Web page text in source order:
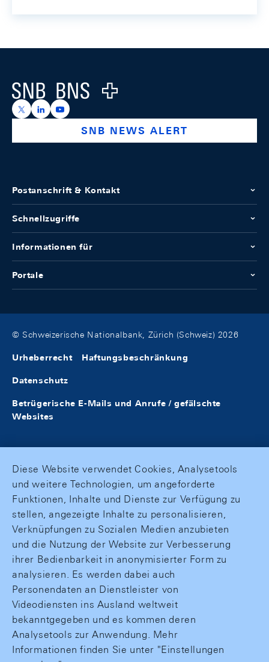
Logo
https://x.com/snb_bns
https://ch.linkedin.com/company/swiss-national-
https://www.youtube.com/@swissnationalbank
SNB NEWS ALERT
Postanschrift & Kontakt
Schnellzugriffe
Informationen für
Portale
© Schweizerische Nationalbank, Zürich (Schweiz) 2026
Urheberrecht Haftungsbeschränkung
Datenschutz
Betrügerische E-Mails und Anrufe / gefälschte
Websites
Diese Website verwendet Cookies, Analysetools
und weitere Technologien, um angeforderte
Funktionen, Inhalte und Dienste zur Verfügung zu
stellen, angezeigte Inhalte zu personalisieren,
Verknüpfungen zu Sozialen Medien anzubieten
und die Nutzung der Website zur Verbesserung
ihrer Bedienbarkeit in anonymisierter Form zu
analysieren. Es werden dabei auch
Personendaten an Dienstleister von
Videodiensten ins Ausland weltweit
bekanntgegeben und es kommen deren
Analysetools zur Anwendung. Mehr
Informationen finden Sie unter "Einstellungen